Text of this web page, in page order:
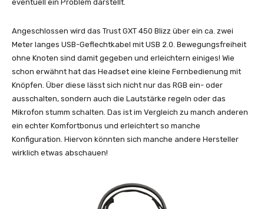
eventuell ein Problem darstellt.
Angeschlossen wird das Trust GXT 450 Blizz über ein ca. zwei
Meter langes USB-Geflechtkabel mit USB 2.0. Bewegungsfreiheit
ohne Knoten sind damit gegeben und erleichtern einiges! Wie
schon erwähnt hat das Headset eine kleine Fernbedienung mit
Knöpfen. Über diese lässt sich nicht nur das RGB ein- oder
ausschalten, sondern auch die Lautstärke regeln oder das
Mikrofon stumm schalten. Das ist im Vergleich zu manch anderen
ein echter Komfortbonus und erleichtert so manche
Konfiguration. Hiervon könnten sich manche andere Hersteller
wirklich etwas abschauen!